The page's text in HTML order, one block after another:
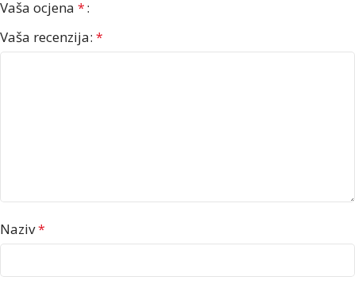
Vaša ocjena *
Vaša recenzija: *
Naziv*